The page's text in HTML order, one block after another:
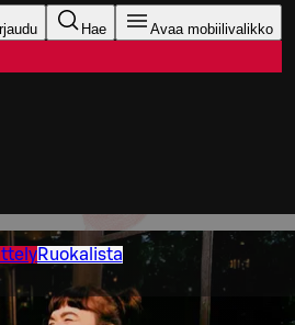
Hae Avaa mobiilivalikko
Ruokalista